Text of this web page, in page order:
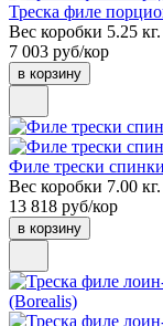
Треска филе
Вес коробки 5.25 кг.
7 003 руб/кор
в корзину
Филе трески
Вес коробки 7.00 кг.
13 818 руб/кор
в корзину